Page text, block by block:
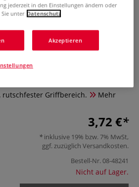
Zirkel
rutschfester Griffbereich.
Mehr
3,72 €
inklusive 19% bzw. 7% MwSt,
ggf. zuzüglich Versandkosten.
Bestell-Nr.08-48241
Nicht auf Lager.
jederzeit in den Einstellungen ändern oder
unter Datenschutz
Akzeptieren